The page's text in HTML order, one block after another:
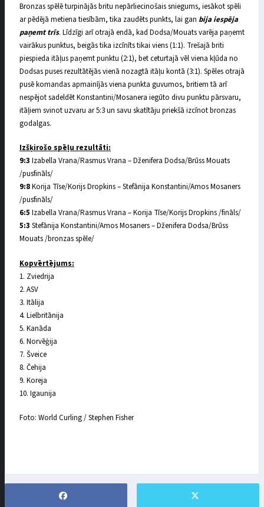
Bronzas spēlē turpinājās britu nepārliecinošais sniegums, iesākot spēli
ar pēdējā metiena tiesībām, tika zaudēts punkts, lai gan bija iespēja
paņemt trīs. Līdzīgi arī otrajā endā, kad Dodsa/Mouats varēja paņemt
vairākus punktus, beigās tika izcīnīts tikai viens (1:1). Trešajā briti
piespieda itāļus paņemt punktu (2:1), bet ceturtajā vēl viena kļūda no
Dodsas puses rezultātējās vienā nozagtā itāļu kontā (3:1). Spēles otrajā
pusē komandas apmainījās viena punkta guvumos, britiem tā arī
nespējot sadeldēt Konstantini/Mosanera iegūto divu punktu pārsvaru,
itāļiem svinot uzvaru ar 5:3 un savu skatītāju priekšā izcīnot bronzas
godalgas.
Izšķirošo spēļu rezultāti:
9:3 Izabella Vrana/Rasmus Vrana – Dženifera Dodsa/Brūss Mouats
/pusfināls/
9:8Korija Tīse/Korijs Dropkins – Stefānija Konstantini/Amos Mosaners
/pusfināls/
6:5 Izabella Vrana/Rasmus Vrana – Korija Tīse/Korijs Dropkins /fināls/
5:3 Stefānija Konstantini/Amos Mosaners – Dženifera Dodsa/Brūss
Mouats /bronzas spēle/
Kopvērtējums:
1. Zviedrija
2. ASV
3. Itālija
4. Lielbritānija
5. Kanāda
6. Norvēģija
7. Šveice
8. Čehija
9. Koreja
10. Igaunija
Foto: World Curling / Stephen Fisher